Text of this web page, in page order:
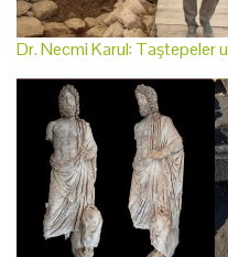
Dr. Necmi Karul: Taştepeler